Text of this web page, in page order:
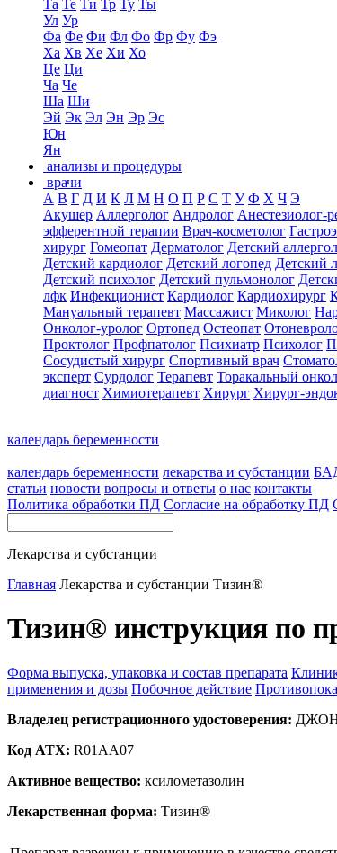
Та Те Ти Тр Ту Ты
Ул Ур
Фа Фе Фи Фл Фо Фр Фу Фэ
Ха Хв Хе Хи Хо
Це Ци
Ча Че
Ша Ши
Эй Эк Эл Эн Эр Эс
Юн
Ян
анализы и процедуры
врачи
А В Г Д И К Л М Н О П Р С Т У Ф Х Ч Э
Акушер Аллерголог Андролог Анестезиолог-
эфферентной терапии Врач-косметолог
хирург Гомеопат Дерматолог Детский
Детский кардиолог Детский логопед Детский
Детский психолог Детский пульмонолог
лфк Инфекционист Кардиолог Кардиохирург
Мануальный терапевт Массажист Миколог
Онколог-уролог Ортопед Остеопат
Проктолог Профпатолог Психиатр Психолог
Сосудистый хирург Спортивный врач
эксперт Сурдолог Терапевт Торакальный
диагност Химиотерапевт Хирург Хирург-
календарь беременности
календарь беременности лекарства и субстанции
статьи новости вопросы и ответы о нас контакты
Политика обработки ПД Согласие на обработку ПД
Лекарства и субстанции
Главная Лекарства и субстанции Тизин®
Тизин® инструкция по
Форма выпуска, упаковка и состав препарата
применения и дозы Побочное действие
Владелец регистрационного удостоверения:
Код ATX: R01AA07
Активное вещество: ксилометазолин
Лекарственная форма: Тизин®